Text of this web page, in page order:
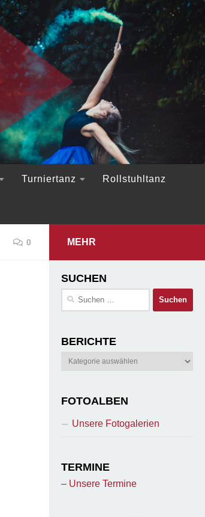
Turniertanz Rollstuhltanz
0 MEHR
SUCHEN
Suchen
BERICHTE
Berichte
FOTOALBEN
Unsere Fotogalerien
TERMINE
– Unsere Termine